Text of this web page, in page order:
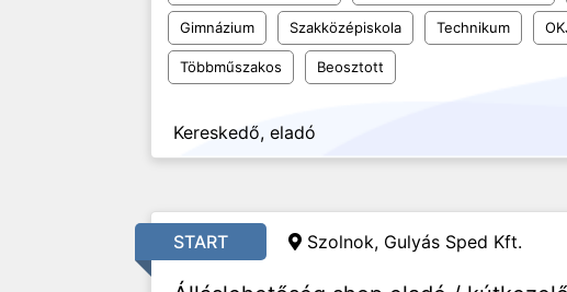
Gimnázium Szakközépiskola Technikum
Többműszakos Beosztott
Kereskedő, eladó
START Szolnok, Gulyás Sped Kft.